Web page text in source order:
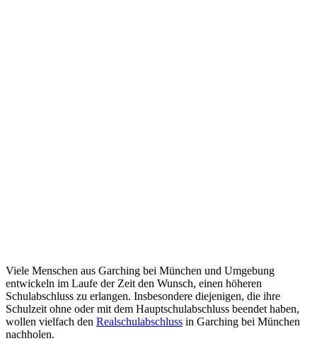
Viele Menschen aus Garching bei München und Umgebung
entwickeln im Laufe der Zeit den Wunsch, einen höheren
Schulabschluss zu erlangen. Insbesondere diejenigen, die ihre
Schulzeit ohne oder mit dem Hauptschulabschluss beendet haben,
wollen vielfach den Realschulabschluss in Garching bei München
nachholen.